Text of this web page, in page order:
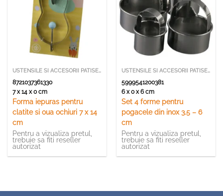
USTENSILE SI ACCESORII PATISERIE
8721037361330
7 x 14 x 0 cm
Forma iepuras pentru
clatite si oua ochiuri 7 x 14
cm
Pentru a vizualiza pretul,
trebuie sa fiti reseller
autorizat
USTENSILE SI ACCESORII PATISERIE
5999541200381
6 x 0 x 6 cm
Set 4 forme pentru
pogacele din inox 3.5 – 6
cm
Pentru a vizualiza pretul,
trebuie sa fiti reseller
autorizat